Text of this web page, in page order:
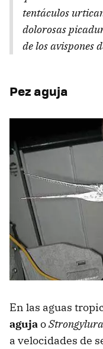
tentáculos
dolorosas
de los avispones
Pez aguja
En las aguas
agujaoStrongylura
a velocidades de